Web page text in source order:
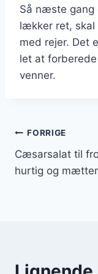
Så næste gang
lækker ret, skal
med rejer. Det
let at
venner.
FORRIGE
Cæsarsalat til
hurtig og